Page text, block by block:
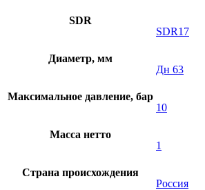
SDR
SDR17
Диаметр, мм
Дн 63
Максимальное давление, бар
10
Масса нетто
1
Страна происхождения
Россия